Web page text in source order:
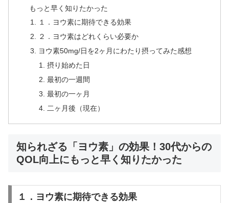
もっと早く知りたかった
１．ヨウ素に期待できる効果
２．ヨウ素はどれくらい必要か
ヨウ素50mg/日を2ヶ月にわたり摂ってみた感想
摂り始めた日
最初の一週間
最初の一ヶ月
二ヶ月後（現在）
知られざる「ヨウ素」の効果！30代からの
QOL向上にもっと早く知りたかった
１．ヨウ素に期待できる効果